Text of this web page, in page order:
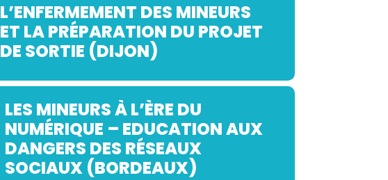
L’ENFERMEMENT DES MINEURS
ET LA PRÉPARATION DU PROJET
DE SORTIE (DIJON)
LES MINEURS À L’ÈRE DU
NUMÉRIQUE – EDUCATION AUX
DANGERS DES RÉSEAUX
SOCIAUX (BORDEAUX)